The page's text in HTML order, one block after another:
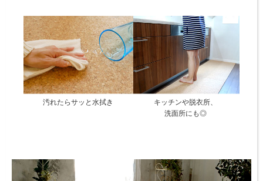
汚れたらサッと水拭き
キッチンや脱衣所、
洗面所にも◎